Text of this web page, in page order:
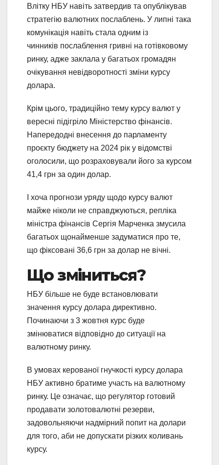
Влітку НБУ навіть затвердив та опублікував
стратегію валютних послаблень. У липні така
комунікація навіть стала одним із
чинників послаблення гривні на готівковому
ринку, адже заклала у багатьох громадян
очікування невідворотності зміни курсу
долара.
Крім цього, традиційно тему курсу валют у
вересні підігріло Міністерство фінансів.
Напередодні внесення до парламенту
проєкту бюджету на 2024 рік у відомстві
оголосили, що розраховували його за курсом
41,4 грн за один долар.
І хоча прогнози уряду щодо курсу валют
майже ніколи не справджуються, репліка
міністра фінансів Сергія Марченка змусила
багатьох щонайменше задуматися про те,
що фіксовані 36,6 грн за долар не вічні.
Що зміниться?
НБУ більше не буде встановлювати
значення курсу долара директивно.
Починаючи з 3 жовтня курс буде
змінюватися відповідно до ситуації на
валютному ринку.
В умовах керованої гнучкості курсу долара
НБУ активно братиме участь на валютному
ринку. Це означає, що регулятор готовий
продавати золотовалютні резерви,
задовольняючи надмірний попит на долари
для того, аби не допускати різких коливань
курсу.